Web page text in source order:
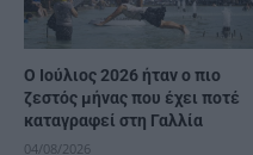
Ο Ιούλιος 2026 ήταν ο πιο
ζεστός μήνας που έχει ποτέ
καταγραφεί στη Γαλλία
04/08/2026